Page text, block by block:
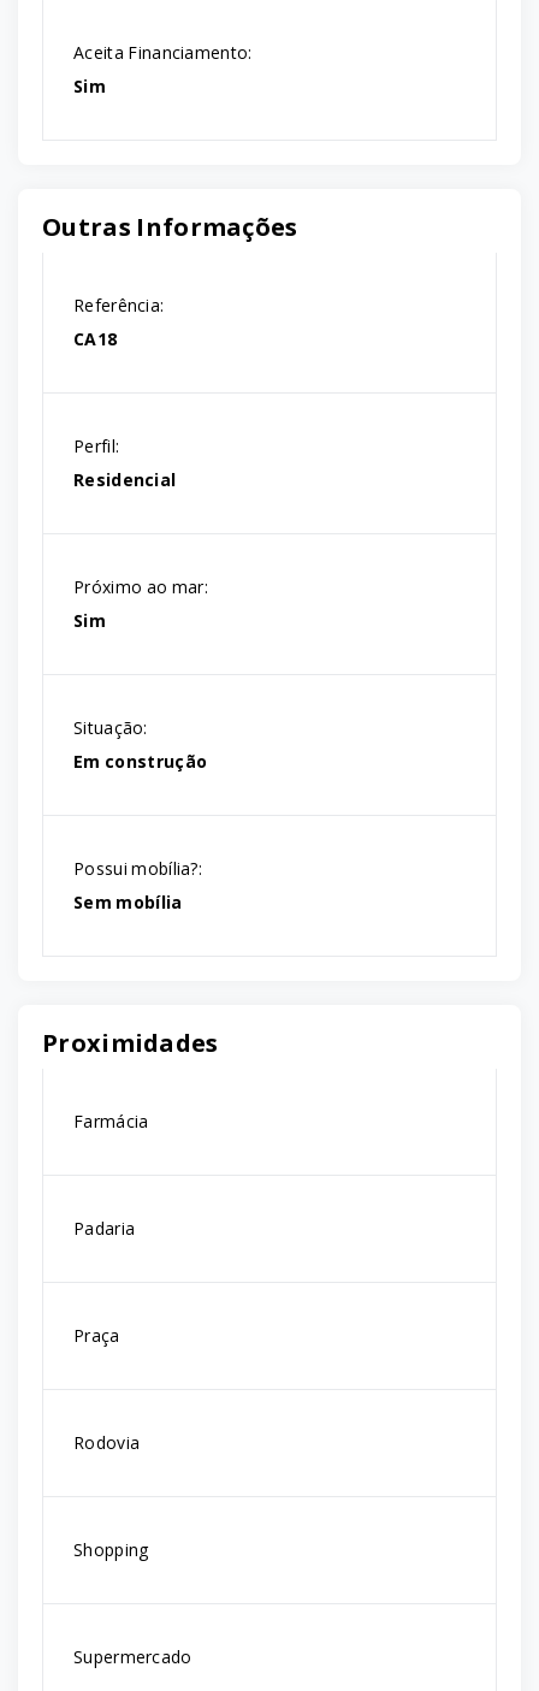
Aceita Financiamento:
Sim
Outras Informações
Referência:
CA18
Perfil:
Residencial
Próximo ao mar:
Sim
Situação:
Em construção
Possui mobília?:
Sem mobília
Proximidades
Farmácia
Padaria
Praça
Rodovia
Shopping
Supermercado